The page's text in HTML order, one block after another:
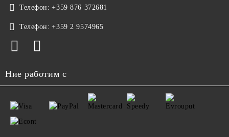
Телефон: +359 876 372681
Телефон: +359 2 9574965
Ние работим с